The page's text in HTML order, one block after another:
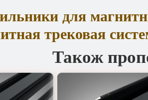
для
трековая
Також